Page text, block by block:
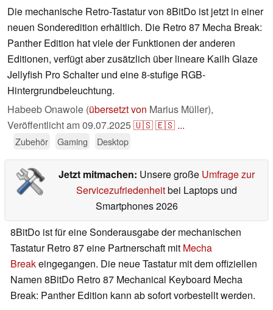
Die mechanische Retro-Tastatur von 8BitDo ist jetzt in einer
neuen Sonderedition erhältlich. Die Retro 87 Mecha Break:
Panther Edition hat viele der Funktionen der anderen
Editionen, verfügt aber zusätzlich über lineare Kailh Glaze
Jellyfish Pro Schalter und eine 8-stufige RGB-
Hintergrundbeleuchtung.
Habeeb Onawole (übersetzt von Marius Müller),
Veröffentlicht am09.07.2025🇺🇸🇪🇸 ...
Zubehör Gaming Desktop
Jetzt mitmachen: Unsere große Umfrage zur
Servicezufriedenheitbei Laptops und
Smartphones 2026
8BitDo ist für eine Sonderausgabe der mechanischen
Tastatur Retro 87 eine Partnerschaft mit Mecha
Breakeingegangen. Die neue Tastatur mit dem offiziellen
Namen 8BitDo Retro 87 Mechanical Keyboard Mecha
Break: Panther Edition kann ab sofort vorbestellt werden.